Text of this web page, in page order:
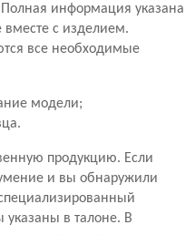
информация указана
вместе с изделием.
все необходимые
модели;
продукцию. Если
и вы обнаружили
указаны в талоне. В